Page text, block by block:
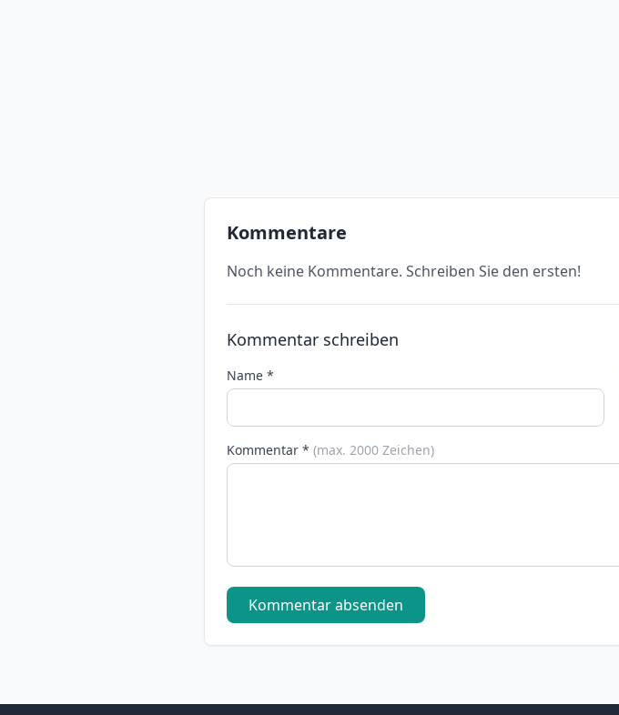
Kommentare
Noch keine Kommentare. Schreiben Sie den ersten!
Kommentar schreiben
Name *
Kommentar * (max. 2000 Zeichen)
Kommentar absenden